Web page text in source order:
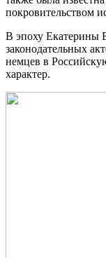
покровительством
В эпоху Екатерины
законодательных
немцев в
характер.